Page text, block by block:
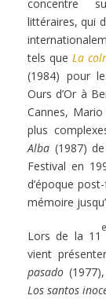
concentre
littéraires, qui
tels que La
(1984) pour
Ours d’Or à
Cannes,
plus
Alba (1987)
Festival en
d’époque
mémoire
Lors de la 11
e
vient
pasado (1977),
Los santos